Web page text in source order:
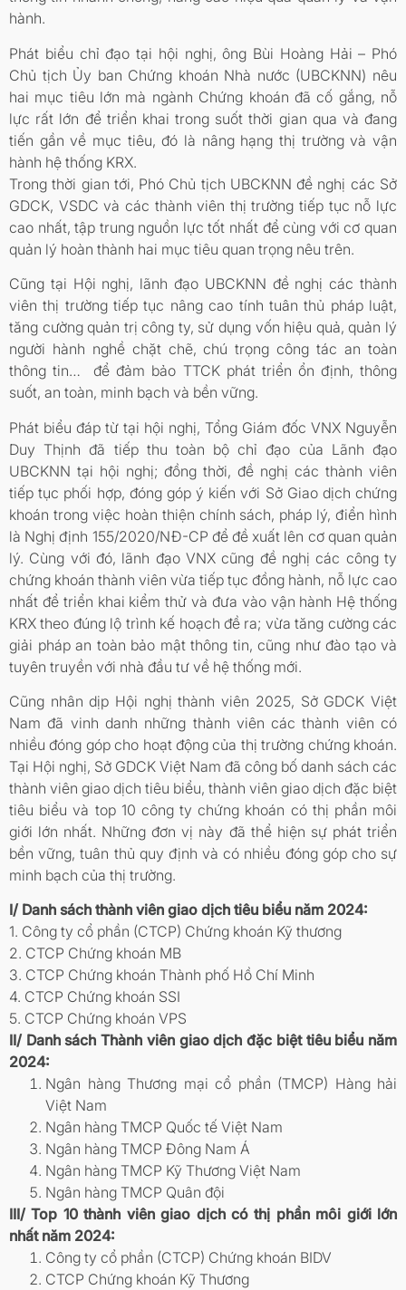
hành.
Phát biểu chỉ đạo tại hội nghị, ông Bùi Hoàng Hải – Phó
Chủ tịch Ủy ban Chứng khoán Nhà nước (UBCKNN) nêu
hai mục tiêu lớn mà ngành Chứng khoán đã cố gắng, nỗ
lực rất lớn để triển khai trong suốt thời gian qua và đang
tiến gần về mục tiêu, đó là nâng hạng thị trường và vận
hành hệ thống KRX.
Trong thời gian tới, Phó Chủ tịch UBCKNN đề nghị các Sở
GDCK, VSDC và các thành viên thị trường tiếp tục nỗ lực
cao nhất, tập trung nguồn lực tốt nhất để cùng với cơ quan
quản lý hoàn thành hai mục tiêu quan trọng nêu trên.
Cũng tại Hội nghị, lãnh đạo UBCKNN đề nghị các thành
viên thị trường tiếp tục nâng cao tính tuân thủ pháp luật,
tăng cường quản trị công ty, sử dụng vốn hiệu quả, quản lý
người hành nghề chặt chẽ, chú trọng công tác an toàn
thông tin… để đảm bảo TTCK phát triển ổn định, thông
suốt, an toàn, minh bạch và bền vững.
Phát biểu đáp từ tại hội nghị, Tổng Giám đốc VNX Nguyễn
Duy Thịnh đã tiếp thu toàn bộ chỉ đạo của Lãnh đạo
UBCKNN tại hội nghị; đồng thời, đề nghị các thành viên
tiếp tục phối hợp, đóng góp ý kiến với Sở Giao dịch chứng
khoán trong việc hoàn thiện chính sách, pháp lý, điển hình
là Nghị định 155/2020/NĐ-CP để đề xuất lên cơ quan quản
lý. Cùng với đó, lãnh đạo VNX cũng đề nghị các công ty
chứng khoán thành viên vừa tiếp tục đồng hành, nỗ lực cao
nhất để triển khai kiểm thử và đưa vào vận hành Hệ thống
KRX theo đúng lộ trình kế hoạch đề ra; vừa tăng cường các
giải pháp an toàn bảo mật thông tin, cũng như đào tạo và
tuyên truyền với nhà đầu tư về hệ thống mới.
Cũng nhân dịp Hội nghị thành viên 2025, Sở GDCK Việt
Nam đã vinh danh những thành viên các thành viên có
nhiều đóng góp cho hoạt động của thị trường chứng khoán.
Tại Hội nghị, Sở GDCK Việt Nam đã công bố danh sách các
thành viên giao dịch tiêu biểu, thành viên giao dịch đặc biệt
tiêu biểu và top 10 công ty chứng khoán có thị phần môi
giới lớn nhất. Những đơn vị này đã thể hiện sự phát triển
bền vững, tuân thủ quy định và có nhiều đóng góp cho sự
minh bạch của thị trường.
I/ Danh sách thành viên giao dịch tiêu biểu năm 2024:
1. Công ty cổ phần (CTCP) Chứng khoán Kỹ thương
2. CTCP Chứng khoán MB
3. CTCP Chứng khoán Thành phố Hồ Chí Minh
4. CTCP Chứng khoán SSI
5. CTCP Chứng khoán VPS
II/ Danh sách Thành viên giao dịch đặc biệt tiêu biểu năm
2024:
Ngân hàng Thương mại cổ phần (TMCP) Hàng hải
Việt Nam
Ngân hàng TMCP Quốc tế Việt Nam
Ngân hàng TMCP Đông Nam Á
Ngân hàng TMCP Kỹ Thương Việt Nam
Ngân hàng TMCP Quân đội
III/ Top 10 thành viên giao dịch có thị phần môi giới lớn
nhất năm 2024:
Công ty cổ phần (CTCP) Chứng khoán BIDV
CTCP Chứng khoán Kỹ Thương